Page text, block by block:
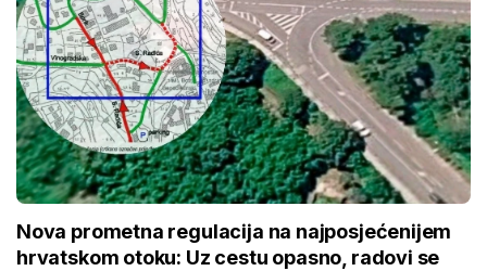
Nova prometna regulacija na najposjećenijem
hrvatskom otoku: Uz cestu opasno, radovi se